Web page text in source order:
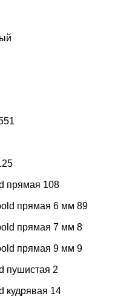
прямая 108
прямая 6 мм 89
прямая 7 мм 8
прямая 9 мм 9
пушистая 2
кудрявая 14